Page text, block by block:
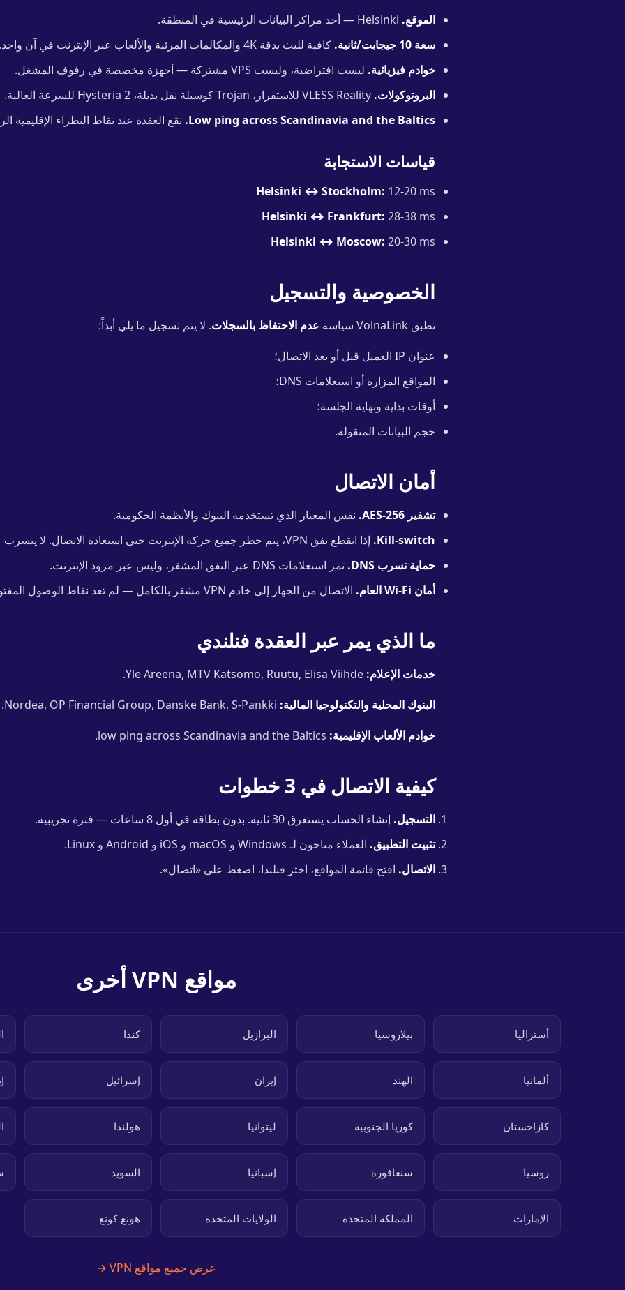
الموقع.
سعة 10 جيجابت/ثانية.
كافية للبث بدقة 4K والمكالمات المرئية والألعاب عبر الإنترنت في آن واحد.
خوادم فيزيائية. ليست افتراضية، وليست VPS مشتركة — أجهزة مخصصة في رفوف المشغل.
البروتوكولات.
Low ping across Scandinavia and the Baltics. تقع العقدة عند نقاط النظراء الإقليمية
قياسات الاستجابة
Helsinki ↔ Stockholm: 12-20 ms
Helsinki ↔ Frankfurt: 28-38 ms
Helsinki ↔ Moscow: 20-30 ms
الخصوصية والتسجيل
تطبق VolnaLink سياسة عدم الاحتفاظ بالسجلات. لا يتم تسجيل ما يلي أبداً:
عنوان IP العميل قبل أو بعد الاتصال؛
المواقع المزارة أو استعلامات DNS؛
أوقات بداية ونهاية الجلسة؛
حجم البيانات المنقولة.
أمان الاتصال
تشفير AES-256.
نفس المعيار الذي تستخدمه البنوك والأنظمة الحكومية.
Kill-switch. إذا انقطع نفق VPN، يتم حظر جميع حركة الإنترنت حتى استعادة الاتصال. لا يتسرب عنوان IP الحقيقي.
حماية تسرب DNS.
تمر استعلامات DNS عبر النفق المشفر، وليس عبر مزود الإنترنت.
أمان Wi-Fi العام.
الاتصال من الجهاز إلى خادم VPN مشفر بالكامل — لم تعد نقاط الوصول المفتوحة تشكل خطراً.
ما الذي يمر عبر العقدة فنلندي
خدمات الإعلام:
البنوك المحلية والتكنولوجيا المالية:
خوادم الألعاب الإقليمية:
كيفية الاتصال في 3 خطوات
التسجيل. إنشاء الحساب يستغرق 30 ثانية. بدون بطاقة في أول 8 ساعات — فترة تجريبية.
تثبيت التطبيق. العملاء متاحون لـ Windows و macOS و iOS و Android و Linux.
الاتصال. افتح قائمة المواقع، اختر فنلندا، اضغط على «اتصال».
مواقع VPN أخرى
أستراليا بيلاروسيا البرازيل كندا
ألمانيا الهند إيران إسرائيل
كازاخستان كوريا الجنوبية ليتوانيا هولندا
روسيا سنغافورة إسبانيا السويد
الإمارات المملكة المتحدة الولايات المتحدة هونغ كونغ
عرض جميع مواقع VPN →